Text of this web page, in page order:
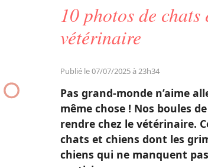
PETS DATING ACTUALITÉS TOPS